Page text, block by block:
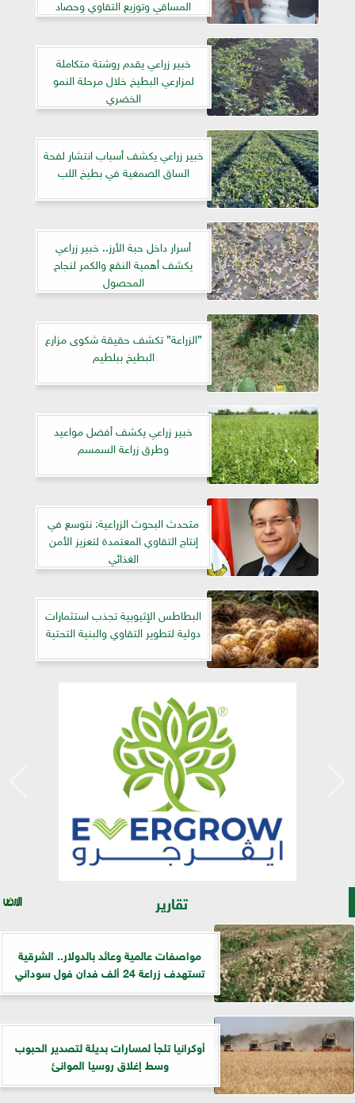
المساقي وتوزيع التقاوي وحصاد
المحاصيل
خبير زراعي يقدم روشتة متكاملة
لمزارعي البطيخ خلال مرحلة النمو
الخضري
خبير زراعي يكشف أسباب انتشار لفحة
الساق الصمغية في بطيخ اللب
أسرار داخل حبة الأرز.. خبير زراعي
يكشف أهمية النقع والكمر لنجاح
المحصول
”الزراعة” تكشف حقيقة شكوى مزارع
البطيخ ببلطيم
خبير زراعي يكشف أفضل مواعيد
وطرق زراعة السمسم
متحدث البحوث الزراعية: نتوسع في
إنتاج التقاوي المعتمدة لتعزيز الأمن
الغذائي
البطاطس الإثيوبية تجذب استثمارات
دولية لتطوير التقاوي والبنية التحتية
تقارير
مواصفات عالمية وعائد بالدولار.. الشرقية
تستهدف زراعة 24 ألف فدان فول سوداني
أوكرانيا تلجأ لمسارات بديلة لتصدير الحبوب
وسط إغلاق روسيا الموانئ